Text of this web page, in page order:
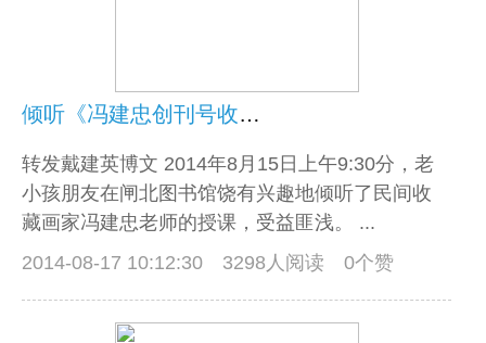
倾听《冯建忠创刊号收藏欣赏》讲座（照片与视频）
转发戴建英博文 2014年8月15日上午9:30分，老
小孩朋友在闸北图书馆饶有兴趣地倾听了民间收
藏画家冯建忠老师的授课，受益匪浅。 ...
2014-08-17 10:12:30
3298人阅读 0个赞